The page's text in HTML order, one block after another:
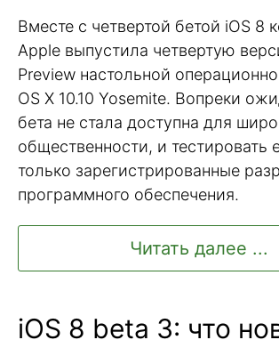
Вместе с четвертой бетой iOS 8
Apple выпустила четвертую
Preview настольной
OS X 10.10 Yosemite. Вопреки
бета не стала доступна для
общественности, и тестировать
только зарегистрированные
программного обеспечения.
Читать далее ...
iOS 8 beta 3: что